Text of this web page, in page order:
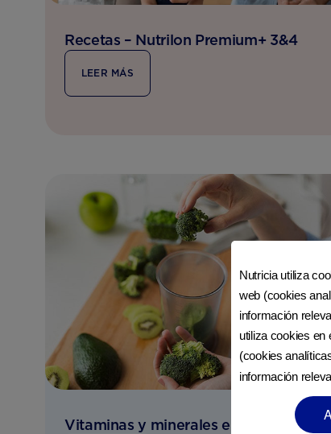
Recetas – Nutrilon Premium+ 3&4
LEER MÁS
Vitaminas y minerales en la dieta
Nutricia utiliza
web (cookies
información
utiliza cookies en
(cookies
información